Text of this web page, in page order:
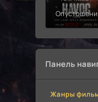
Панель
Жанры